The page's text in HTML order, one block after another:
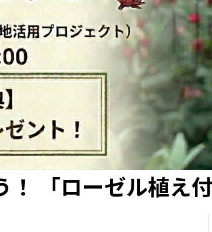
「ローゼル植え